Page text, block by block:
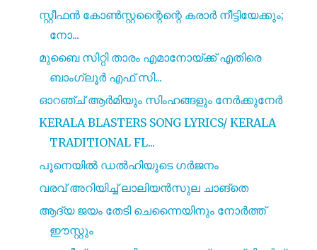
സ്റ്റീഫൻ കോൺസ്റ്റന്റൈന്റെ കരാർ നീട്ടിയേക്കും;
നോ...
മുബൈ സിറ്റി താരം എമാനോയ്ക്ക് എതിരെ
ബാംഗ്ലൂർ എഫ് സി...
ഓറഞ്ച് ആർമിയും സിംഹങ്ങളും നേർക്കുനേർ
KERALA BLASTERS SONG LYRICS/ KERALA
TRADITIONAL FL...
പൂനെയിൽ ഡൽഹിയുടെ ഗർജനം
വരവ് അറിയിച്ച് ലാലിയൻസുല ചാങ്തെ
ആദ്യ ജയം തേടി ചെന്നൈയിനും നോർത്ത്
ഈസ്റ്റും